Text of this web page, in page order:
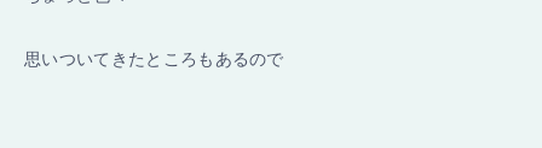
思いついてきたところもあるので